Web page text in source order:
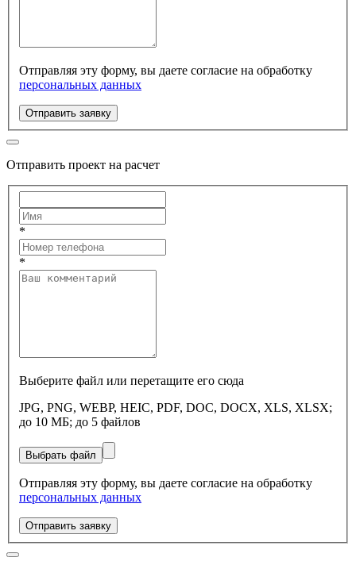
Отправляя эту форму, вы даете согласие на обработку
персональных данных
Отправить заявку
Отправить проект на расчет
*
*
Выберите файл или перетащите его сюда
JPG, PNG, WEBP, HEIC, PDF, DOC, DOCX, XLS, XLSX;
до 10 МБ; до 5 файлов
Выбрать файл
Отправляя эту форму, вы даете согласие на обработку
персональных данных
Отправить заявку